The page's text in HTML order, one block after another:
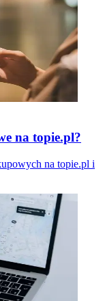
na topie.pl?
na topie.pl i